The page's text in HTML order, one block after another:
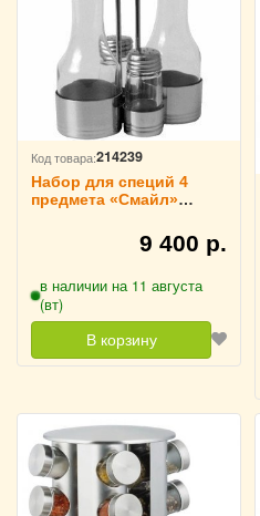
Код товара:214239
Набор для специй 4
предмета «Смайл»
9 400 р.
в наличии на 11 августа
(вт)
В корзину